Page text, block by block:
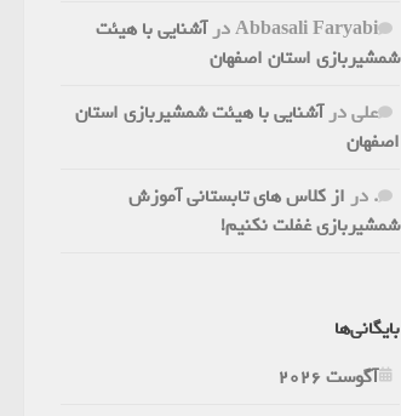
Abbasali Faryabiدرآشنایی با هیئت
شمشیربازی استان اصفهان
علیدرآشنایی با هیئت شمشیربازی استان
اصفهان
. در از کلاس های تابستانی آموزش
شمشیربازی غفلت نکنیم!
بایگانی‌ها
آگوست 2026